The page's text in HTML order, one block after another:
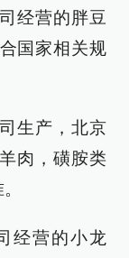
经营的胖豆
国家相关规
生产，北京
肉，磺胺类
经营的小龙